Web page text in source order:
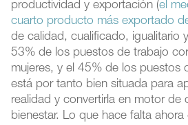
productividad y exportación (el
cuarto producto más exportado
de calidad, cualificado, igualitario
53% de los puestos de trabajo
mujeres, y el 45% de los puestos
está por tanto bien situada para
realidad y convertirla en motor de
bienestar. Lo que hace falta